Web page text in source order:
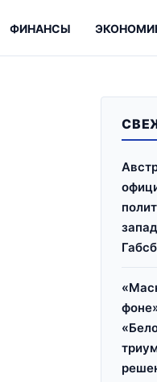
ФИНАНСЫ